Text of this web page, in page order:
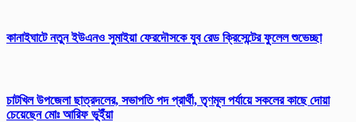
কানাইঘাটে নতুন ইউএনও সুমাইয়া ফেরদৌসকে যুব রেড ক্রিসেন্টের ফুলেল শুভেচ্ছা
চাটখিল উপজেলা ছাত্রদলের, সভাপতি পদ প্রার্থী, তৃণমূল পর্যায়ে সকলের কাছে দোয়া
চেয়েছেন মোঃ আরিফ ভূইঁয়া